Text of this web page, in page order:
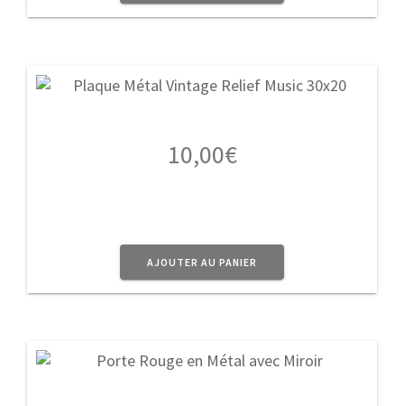
10,00€
AJOUTER AU PANIER